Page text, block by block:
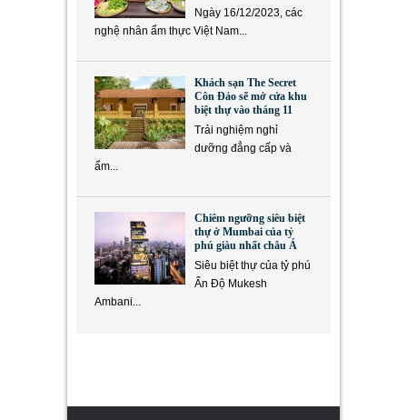
Ngày 16/12/2023, các
nghệ nhân ẩm thực Việt Nam...
Khách sạn The Secret
Côn Đảo sẽ mở cửa khu
biệt thự vào tháng 11
Trải nghiệm nghỉ
dưỡng đẳng cấp và
ẩm...
Chiêm ngưỡng siêu biệt
thự ở Mumbai của tỷ
phú giàu nhất châu Á
Siêu biệt thự của tỷ phú
Ấn Độ Mukesh
Ambani...